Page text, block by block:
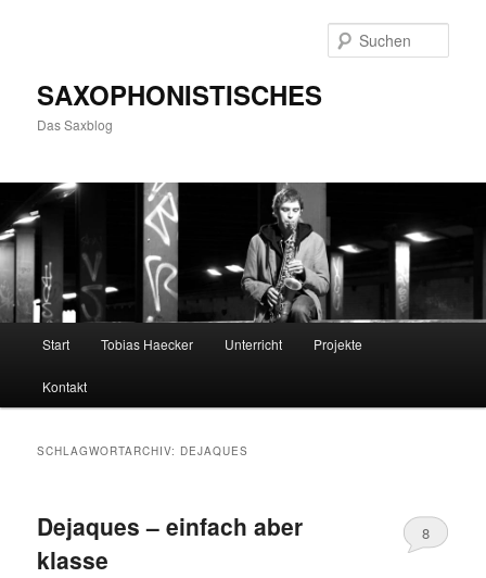
SAXOPHONISTISCHES
Das Saxblog
Start Tobias Haecker Unterricht Projekte
Kontakt
SCHLAGWORTARCHIV: DEJAQUES
Dejaques – einfach aber
klasse
8